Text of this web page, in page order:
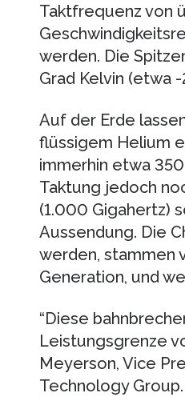
Taktfrequenz von
werden. Die
Grad Kelvin (etwa
Auf der Erde
flüssigem Helium
immerhin etwa
Taktung jedoch
(1.000 Gigahertz)
Aussendung. Die
werden, stammen
Generation, und
“Diese
Leistungsgrenze
Meyerson, Vice
Technology